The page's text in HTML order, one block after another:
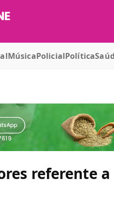
MúsicaPolicialPolítica
referente a